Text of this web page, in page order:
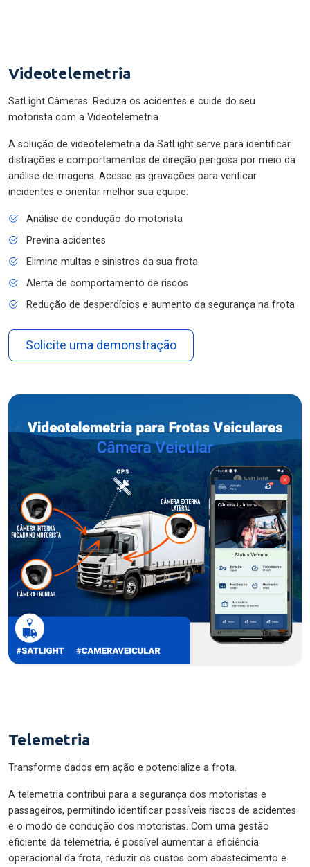
Videotelemetria
SatLight Câmeras: Reduza os acidentes e cuide do seu
motorista com a Videotelemetria.
A solução de videotelemetria da SatLight serve para identificar
distrações e comportamentos de direção perigosa por meio da
análise de imagens. Acesse as gravações para verificar
incidentes e orientar melhor sua equipe.
Análise de condução do motorista
Previna acidentes
Elimine multas e sinistros da sua frota
Alerta de comportamento de riscos
Redução de desperdícios e aumento da segurança na frota
Solicite uma demonstração
Telemetria
Transforme dados em ação e potencialize a frota.
A telemetria contribui para a segurança dos motoristas e
passageiros, permitindo identificar possíveis riscos de acidentes
e o modo de condução dos motoristas. Com uma gestão
eficiente da telemetria, é possível aumentar a eficiência
operacional da frota, reduzir os custos com abastecimento e